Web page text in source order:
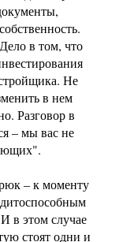
в том, что
Не
в нем
Разговор в
– мы вас не
– к моменту
в этом случае
стоят одни и